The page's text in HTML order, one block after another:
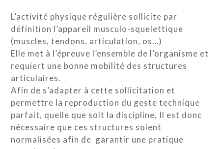
L’activité physique régulière sollicite par
définition l’appareil musculo-squelettique
(muscles, tendons, articulation, os…)
Elle met à l’épreuve l’ensemble de l’organisme et
requiert une bonne mobilité des structures
articulaires.
Afin de s’adapter à cette sollicitation et
permettre la reproduction du geste technique
parfait, quelle que soit la discipline, Il est donc
nécessaire que ces structures soient
normalisées afin de garantir une pratique